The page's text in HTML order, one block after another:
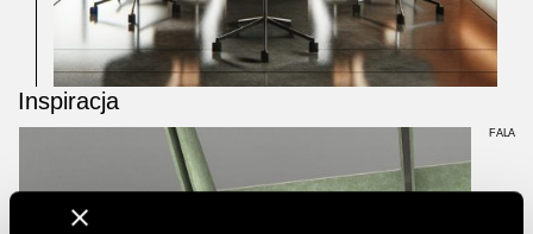
Inspiracja
FALA